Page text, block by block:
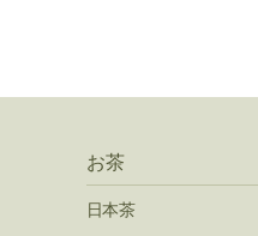
お茶
日本茶